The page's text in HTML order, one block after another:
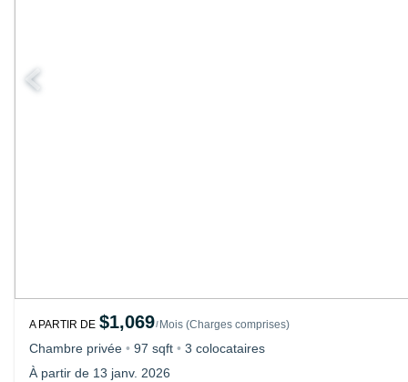
A PARTIR DE $1,069/ Mois (Charges comprises)
Chambre privée • 97 sqft • 3 colocataires
À partir de 13 janv. 2026